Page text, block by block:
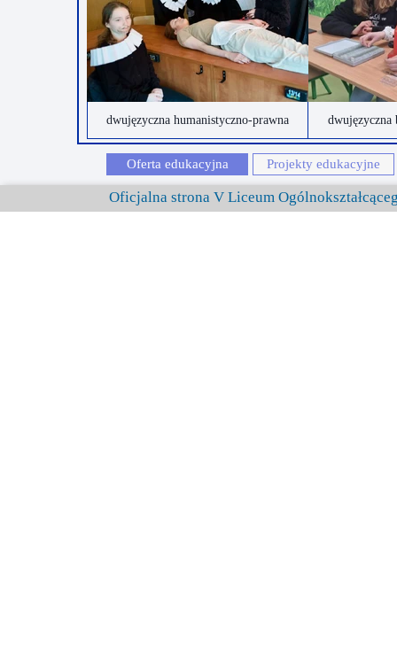
dwujęzyczna
dwujęzyczna humanistyczno-prawna
Projekty edukacyjne
Oferta edukacyjna
Oficjalna strona V Liceum